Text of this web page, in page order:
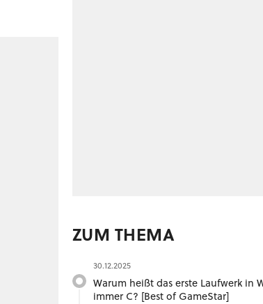
ZUM THEMA
30.12.2025
Warum heißt das erste Laufwerk in
immer C? [Best of GameStar]